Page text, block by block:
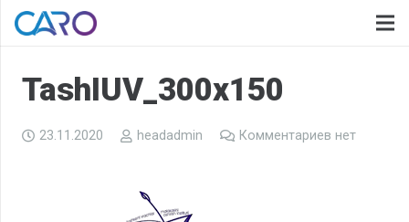
TashIUV_300x150
23.11.2020 headadmin Комментариев нет